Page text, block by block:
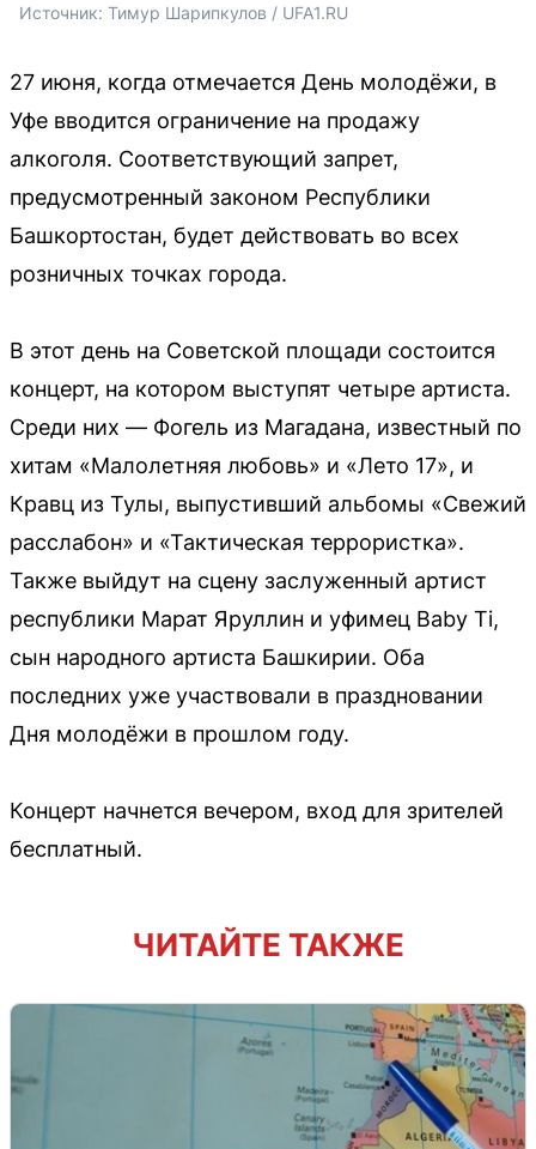
Источник: Тимур Шарипкулов / UFA1.RU
27 июня, когда отмечается День молодёжи, в
Уфе вводится ограничение на продажу
алкоголя. Соответствующий запрет,
предусмотренный законом Республики
Башкортостан, будет действовать во всех
розничных точках города.
В этот день на Советской площади состоится
концерт, на котором выступят четыре артиста.
Среди них — Фогель из Магадана, известный по
хитам «Малолетняя любовь» и «Лето 17», и
Кравц из Тулы, выпустивший альбомы «Свежий
расслабон» и «Тактическая террористка».
Также выйдут на сцену заслуженный артист
республики Марат Яруллин и уфимец Baby Ti,
сын народного артиста Башкирии. Оба
последних уже участвовали в праздновании
Дня молодёжи в прошлом году.
Концерт начнется вечером, вход для зрителей
бесплатный.
ЧИТАЙТЕ ТАКЖЕ